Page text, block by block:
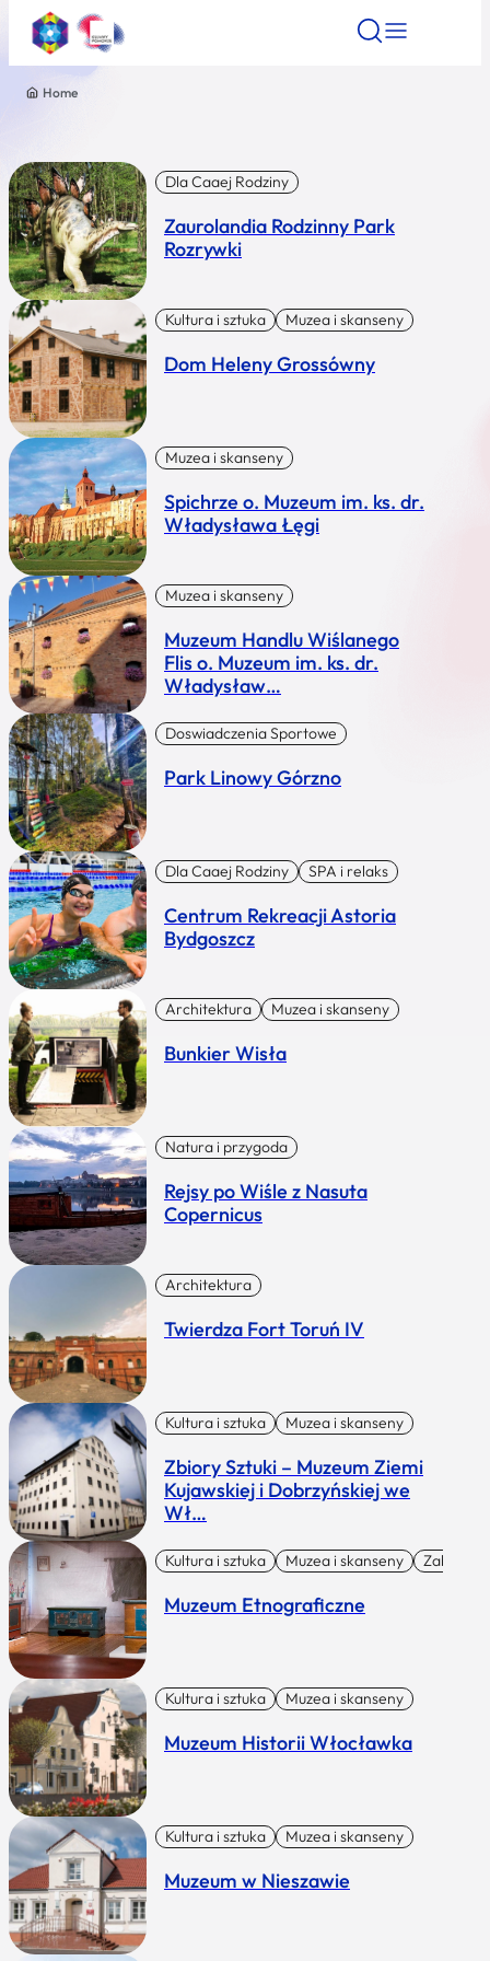
Nazwa atrakcji
Miasto
Kategoria
Home
Dla Caaej Rodziny
Zaurolandia Rodzinny Park
Rozrywki
Kultura i sztuka Muzea i skanseny
Dom Heleny Grossówny
Muzea i skanseny
Spichrze o. Muzeum im. ks. dr.
Władysława Łęgi
Muzea i skanseny
Muzeum Handlu Wiślanego
Flis o. Muzeum im. ks. dr.
Władysław…
Doswiadczenia Sportowe
Park Linowy Górzno
Dla Caaej Rodziny SPA i relaks
Centrum Rekreacji Astoria
Bydgoszcz
Architektura Muzea i skanseny
Bunkier Wisła
Natura i przygoda
Rejsy po Wiśle z Nasuta
Copernicus
Architektura
Twierdza Fort Toruń IV
Kultura i sztuka Muzea i skanseny
Zbiory Sztuki – Muzeum Ziemi
Kujawskiej i Dobrzyńskiej we
Wł…
Kultura i sztuka Muzea i skanseny Zabytki I
Muzeum Etnograficzne
Kultura i sztuka Muzea i skanseny
Muzeum Historii Włocławka
Kultura i sztuka Muzea i skanseny
Muzeum w Nieszawie